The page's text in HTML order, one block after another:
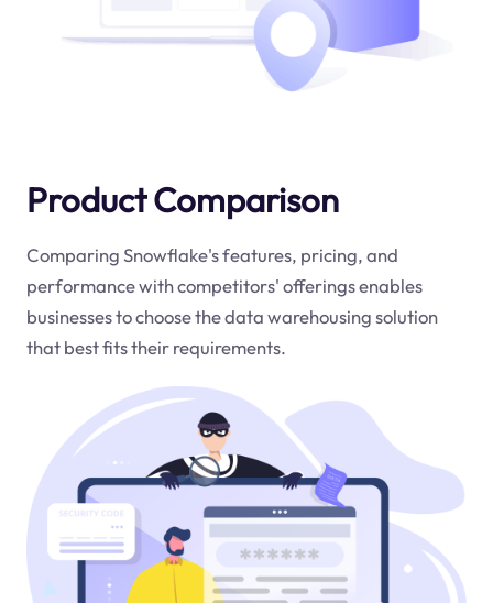
Product Comparison
Comparing Snowflake's features, pricing, and
performance with competitors' offerings enables
businesses to choose the data warehousing solution
that best fits their requirements.